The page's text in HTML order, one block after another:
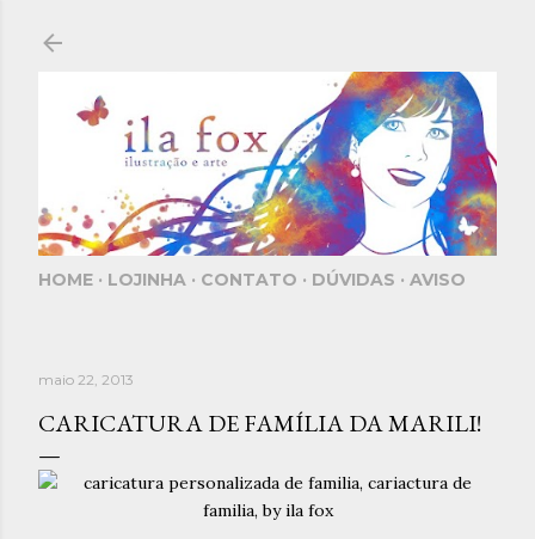
HOME LOJINHA CONTATO DÚVIDAS AVISO
maio 22, 2013
CARICATURA DE FAMÍLIA DA MARILI!